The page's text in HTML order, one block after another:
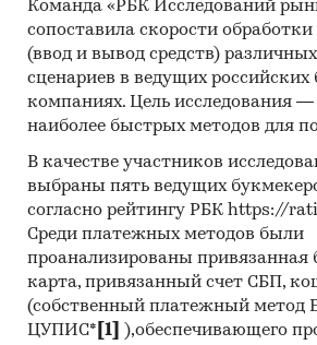
VE TIC LTD STI, WUXI NAKANO
LTD
В разделе `Экспорт`
экспортеры:
ООО `БВФ ЭНВИРОТЕК`, ООО
`КОСТРОМСКОЕ ПРЕДПРИЯТИЕ
ООО `НЕСУЩИЕ СИСТЕМЫ`
Выдержки из исследования:
- Российский рынок
последние годы показывает
тренд.
- Сальдо торгового баланса
Команда «РБК Исследований
сопоставила скорости
(ввод и вывод средств)
сценариев в ведущих российских
компаниях. Цель исследования
наиболее быстрых методов для
В качестве участников
выбраны пять ведущих
согласно рейтингу РБК https://
Среди платежных методов были
проанализированы привязанная
карта, привязанный счет СБП,
(собственный платежный
ЦУПИС* [1]
),обеспечивающего